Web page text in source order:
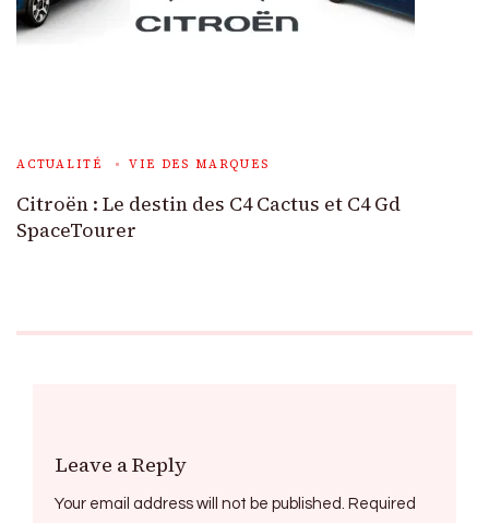
ACTUALITÉ VIE DES MARQUES
Citroën : Le destin des C4 Cactus et C4 Gd
SpaceTourer
Leave a Reply
Your email address will not be published. Required